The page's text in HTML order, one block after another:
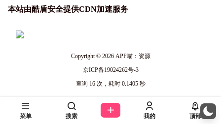
本站由酷盾安全提供CDN加速服务
Copyright © 2026APP喵：资源
京ICP备19024262号-3
查询 16 次，耗时 0.1405 秒
菜单 搜索 我的 顶部